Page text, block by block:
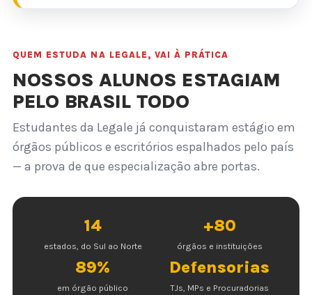
QUEM ESTUDA NA LEGALE, VAI À PRÁTICA
NOSSOS ALUNOS ESTAGIAM
PELO BRASIL TODO
Estudantes da Legale já conquistaram estágio em
órgãos públicos e escritórios espalhados pelo país
— a prova de que especialização abre portas.
14
estados, do Sul ao Norte
+80
órgãos e instituições
89%
em órgão público
Defensorias
TJs, MPs e Procuradorias